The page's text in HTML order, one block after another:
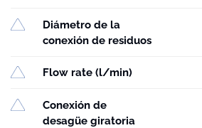
Diámetro de la
conexión de residuos
Flow rate (l/min)
Conexión de
desagüe giratoria